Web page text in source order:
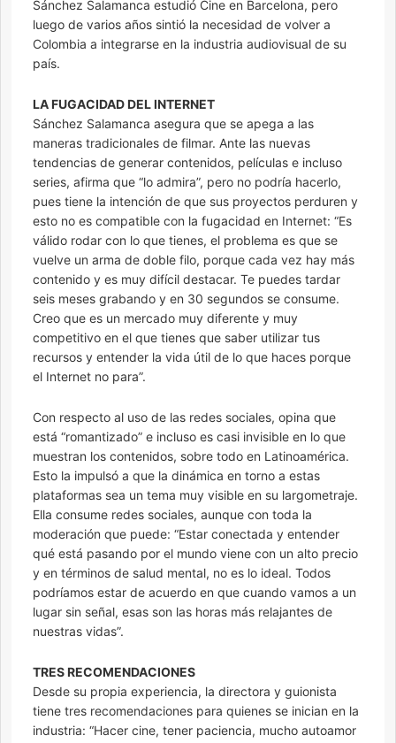
Sánchez Salamanca estudió Cine en Barcelona, pero
luego de varios años sintió la necesidad de volver a
Colombia a integrarse en la industria audiovisual de su
país.
LA FUGACIDAD DEL INTERNET
Sánchez Salamanca asegura que se apega a las
maneras tradicionales de filmar. Ante las nuevas
tendencias de generar contenidos, películas e incluso
series, afirma que “lo admira”, pero no podría hacerlo,
pues tiene la intención de que sus proyectos perduren y
esto no es compatible con la fugacidad en Internet: “Es
válido rodar con lo que tienes, el problema es que se
vuelve un arma de doble filo, porque cada vez hay más
contenido y es muy difícil destacar. Te puedes tardar
seis meses grabando y en 30 segundos se consume.
Creo que es un mercado muy diferente y muy
competitivo en el que tienes que saber utilizar tus
recursos y entender la vida útil de lo que haces porque
el Internet no para”.
Con respecto al uso de las redes sociales, opina que
está “romantizado” e incluso es casi invisible en lo que
muestran los contenidos, sobre todo en Latinoamérica.
Esto la impulsó a que la dinámica en torno a estas
plataformas sea un tema muy visible en su largometraje.
Ella consume redes sociales, aunque con toda la
moderación que puede: “Estar conectada y entender
qué está pasando por el mundo viene con un alto precio
y en términos de salud mental, no es lo ideal. Todos
podríamos estar de acuerdo en que cuando vamos a un
lugar sin señal, esas son las horas más relajantes de
nuestras vidas”.
TRES RECOMENDACIONES
Desde su propia experiencia, la directora y guionista
tiene tres recomendaciones para quienes se inician en la
industria: “Hacer cine, tener paciencia, mucho autoamor